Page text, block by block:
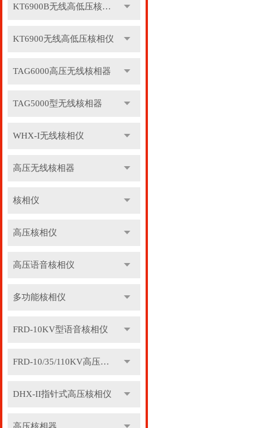
KT6900B无线高低压核相仪
KT6900无线高低压核相仪
TAG6000高压无线核相器
TAG5000型无线核相器
WHX-I无线核相仪
高压无线核相器
核相仪
高压核相仪
高压语音核相仪
多功能核相仪
FRD-10KV型语音核相仪
FRD-10/35/110KV高压语音核相器
DHX-II指针式高压核相仪